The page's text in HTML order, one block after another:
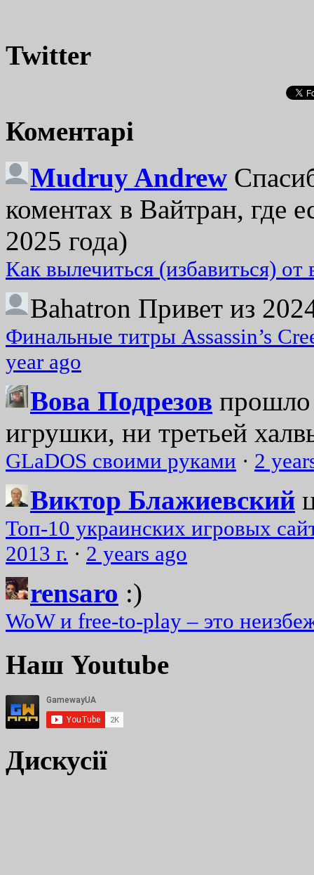
Twitter
Коментарі
Mudruy Andrew
коментах в Вайтран, где
2025 года)
Как вылечиться (избавиться)
Bahatron Привет из
Финальные титры Assassin’s
year ago
Вова Подрезов прошло
игрушки, ни третьей
GLaDOS своими руками · 2
Виктор Блажиевский
Топ-10 украинских игровых
2013 г. · 2 years ago
rensaro :)
WoW и free-to-play – это
Наш Youtube
Дискусії